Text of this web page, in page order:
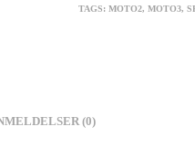
TAGS:MOTO2,MOTO3,
(0)